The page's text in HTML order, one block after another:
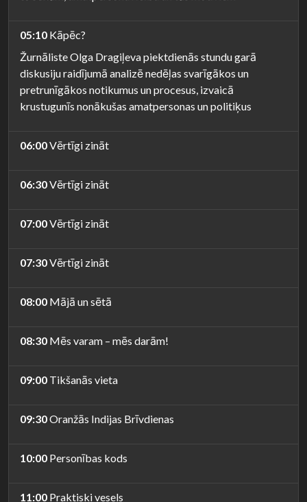
05:10 Kāpēc?
Žurnāliste Olga Dragiļeva piektdienās stundu garā
diskusiju raidījumā analizē nedēļas svarīgākos un
pretrunīgākos notikumus un procesus, izvaicā
krustugunīs nonākušas amatpersonas un politiķus
06:00Vērtīgi zināt
06:30Vērtīgi zināt
07:00Vērtīgi zināt
07:30Vērtīgi zināt
08:00 Mājā un sētā
08:30 Mēs varam – mēs darām!
09:00 Tikšanās vieta
09:30Oranžās Indijas Brīvdienas
10:00 Personības kods
11:00 Praktiski vesels